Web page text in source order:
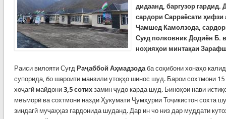
дидаанд, баргузор гардид.
сардори Сарраёсати ҳифзи
Ҷамшед Камолзода,
Суғд полковник Додиён Б.
ноҳияҳои минтақаи
Раиси вилояти Суғд Раҷаббой Аҳмадзодаба соҳибони хонаҳо
супорида, бо шароити манзили утоқҳо шинос шуд. Барои сохтмони 15
хоҷагй майдони 3,5 сотихзамин ҷудо карда шуд. Биноҳои нави
меъморӣ ва сохтмони назди Ҳукумати Ҷумҳурии Тоҷикистон сохта
зиндагӣ муҷаҳҳаз гардонида шуданд. Дар ин чо низ дар муддати